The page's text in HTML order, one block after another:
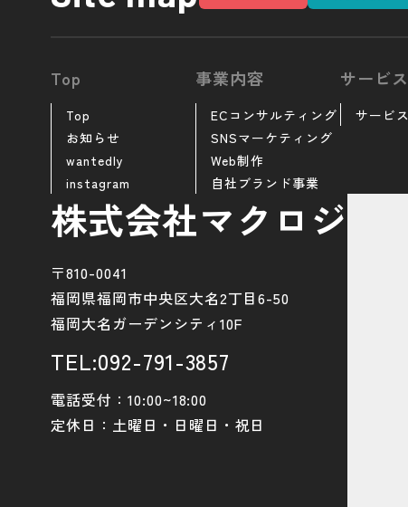
Top
Top
お知らせ
wantedly
instagram
事業内容
ECコンサルティング
SNSマーケティング
Web制作
自社ブランド事業
サービス
サービス
株式会社マクロジ
〒810-0041
福岡県福岡市中央区大名2丁目6-50
福岡大名ガーデンシティ10F
TEL:092-791-3857
電話受付：10:00~18:00
定休日：土曜日・日曜日・祝日